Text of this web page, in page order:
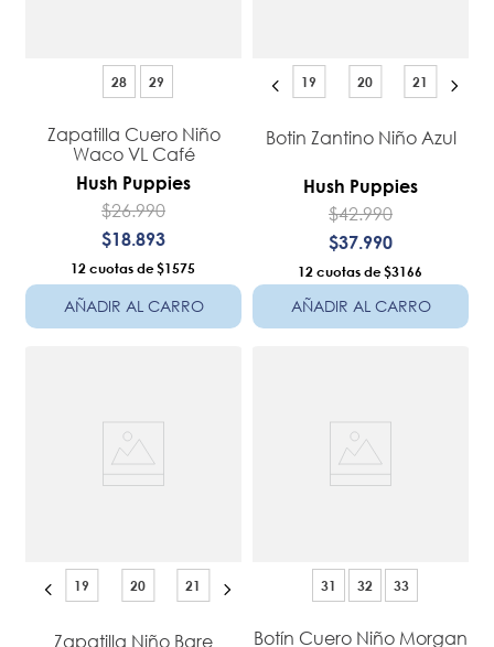
28 29
Zapatilla Cuero Niño
Waco VL Café
Hush Puppies
$26.990
$18 893
12 $1575
AÑADIR AL CARRO
19 20 21
Botin Zantino Niño Azul
Hush Puppies
$42.990
$37 990
12 $3166
AÑADIR AL CARRO
19 20 21
Zapatilla Niño Bare
31 32 33
Botín Cuero Niño Morgan